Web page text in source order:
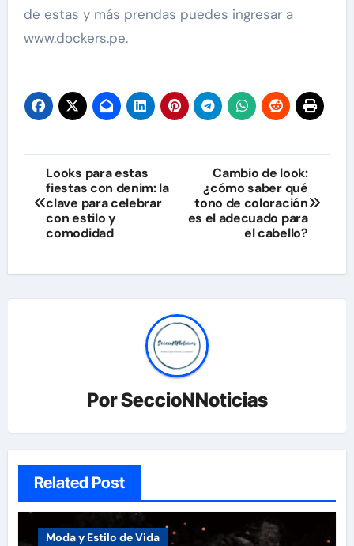
de estas y más prendas puedes ingresar a
www.dockers.pe.
Navegación
de
entradas
Looks para estas
fiestas con denim: la
clave para celebrar
con estilo y
comodidad
Cambio de look:
¿cómo saber qué
tono de coloración
es el adecuado para
el cabello?
PorSeccioNNoticias
Related Post
Moda y Estilo de Vida